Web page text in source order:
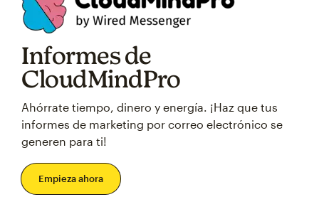
Informes de
CloudMindPro
Ahórrate tiempo, dinero y energía. ¡Haz que tus
informes de marketing por correo electrónico se
generen para ti!
Empieza ahora